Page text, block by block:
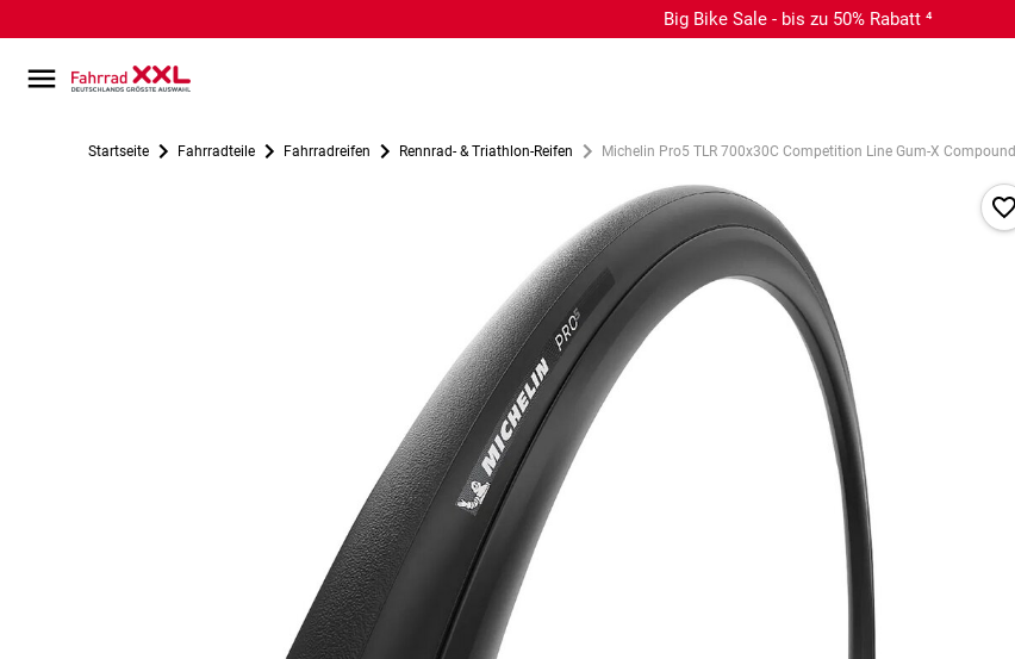
Big Bike Sale - bis zu 50% Rabatt ⁴
Startseite Fahrradteile Fahrradreifen Rennrad- & Triathlon-Reifen Michelin Pro5 TLR 700x30C Competition Line Gum-X Compound